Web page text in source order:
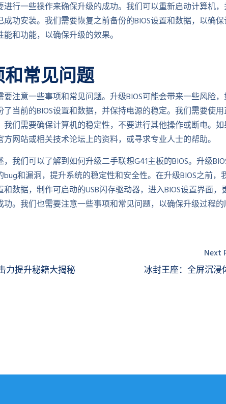
进行一些操作来确保升级的成功。我们可以重新启动计算机，
成功安装。我们需要恢复之前备份的BIOS设置和数据，以确
和功能，以确保升级的效果。
常见问题
要注意一些事项和常见问题。升级BIOS可能会带来一些风险
当前的BIOS设置和数据，并保持电源的稳定。我们需要使用
们需要确保计算机的稳定性，不要进行其他操作或断电。
网站或相关技术论坛上的资料，或寻求专业人士的帮助。
我们可以了解到如何升级二手联想G41主板的BIOS。升级
和漏洞，提升系统的稳定性和安全性。在升级BIOS之前，
数据，制作可启动的USB闪存驱动器，进入BIOS设置界面，
。我们也需要注意一些事项和常见问题，以确保升级过程的
力提升秘籍大揭秘
Next
冰封王座：全屏沉浸